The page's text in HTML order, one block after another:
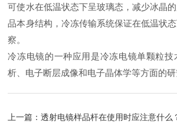
可使水在低温状态下呈玻璃态，减少冰晶
品本身结构，冷冻传输系统保证在低温状
察。
冷冻电镜的一种应用 是冷冻电镜单颗粒技
析、电子断层成像和电子晶体学等方面的研
上一篇：透射电镜样品杆在使用时应注意什么